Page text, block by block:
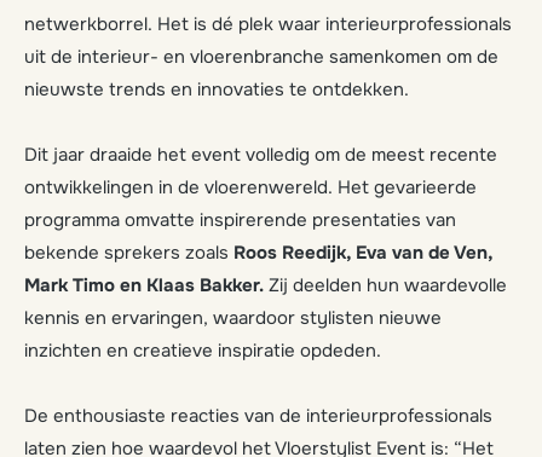
netwerkborrel. Het is dé plek waar interieurprofessionals
uit de interieur- en vloerenbranche samenkomen om de
nieuwste trends en innovaties te ontdekken.
Dit jaar draaide het event volledig om de meest recente
ontwikkelingen in de vloerenwereld. Het gevarieerde
programma omvatte inspirerende presentaties van
bekende sprekers zoals Roos Reedijk, Eva van de Ven,
Mark Timo en Klaas Bakker. Zij deelden hun waardevolle
kennis en ervaringen, waardoor stylisten nieuwe
inzichten en creatieve inspiratie opdeden.
De enthousiaste reacties van de interieurprofessionals
laten zien hoe waardevol het Vloerstylist Event is: “Het